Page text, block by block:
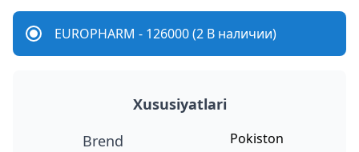
EUROPHARM - 126000 (2 В наличии)
Xususiyatlari
Brend
Pokiston